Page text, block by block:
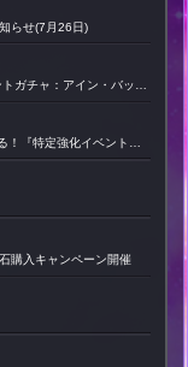
らせ(7月26日)
「URアイン・バット」等の奥義書が獲得できる！『特定強化イベント』開催！
購入キャンペーン開催